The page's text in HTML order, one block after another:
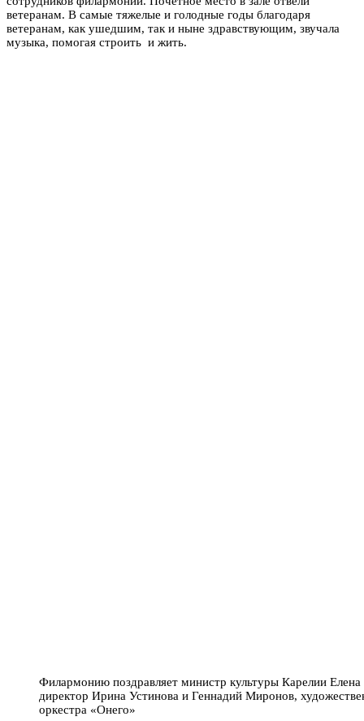
ветеранам. В самые тяжелые и голодные годы благодаря
ветеранам, как ушедшим, так и ныне здравствующим, звучала
музыка, помогая строить и жить.
Филармонию поздравляет министр культуры Карелии
директор Ирина Устинова и Геннадий Миронов,
оркестра «Онего»